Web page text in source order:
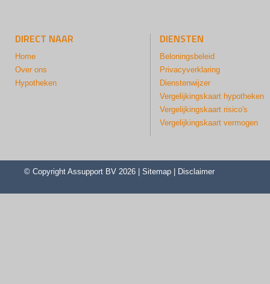
DIRECT NAAR
Home
Over ons
Hypotheken
DIENSTEN
Beloningsbeleid
Privacyverklaring
Dienstenwijzer
Vergelijkingskaart hypotheken
Vergelijkingskaart risico's
Vergelijkingskaart vermogen
© Copyright Assupport BV 2026 | Sitemap Disclaimer